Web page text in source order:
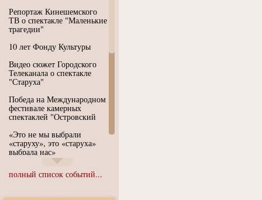
Репортаж Кинешемского
ТВ о спектакле "Маленькие
трагедии"
10 лет Фонду Культуры
Видео сюжет Городского
Телеканала о спектакле
"Старуха"
Победа на Международном
фестивале камерных
спектаклей "Островский
«Это не мы выбрали
«старуху», это «старуха»
выбрала нас»
Иммерсивный спектакль
"Язык чистого полета
полный список событий...